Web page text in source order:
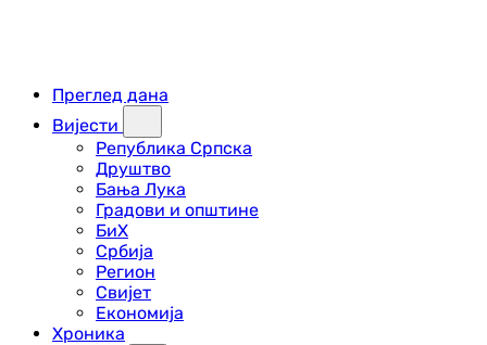
Преглед дана
Вијести
Република Српска
Друштво
Бања Лука
Градови и општине
БиХ
Србија
Регион
Свијет
Економија
Хроника